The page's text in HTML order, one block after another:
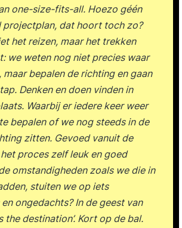
one-size-fits-all. Hoezo géén
projectplan, dat hoort toch zo?
het reizen, maar het trekken
we weten nog niet precies waar
maar bepalen de richting en gaan
Denken en doen vinden in
Waarbij er iedere keer weer
bepalen of we nog steeds in de
zitten. Gevoed vanuit de
proces zelf leuk en goed
omstandigheden zoals we die in
stuiten we op iets
ongedachts? In de geest van
the destination’. Kort op de bal.